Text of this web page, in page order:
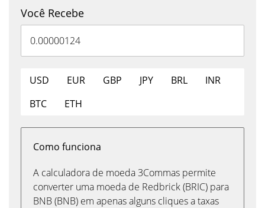
Você Recebe
USD EUR GBP JPY BRL
INR
BTC
ETH
Como funciona
A calculadora de moeda 3Commas permite
converter uma moeda de Redbrick (BRIC) para
BNB (BNB) em apenas alguns cliques a taxas